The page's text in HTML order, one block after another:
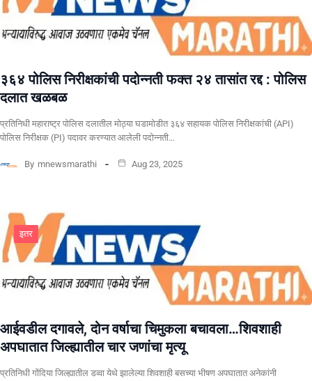
३६४ पोलिस निरीक्षकांची पदोन्नती फक्त २४ तासांत रद्द : पोलिस
दलात खळबळ
प्रतिनिधी महाराष्ट्र पोलिस दलातील मोठ्या घडामोडीत ३६४ सहायक पोलिस निरीक्षकांची (API)
पोलिस निरीक्षक (PI) पदावर करण्यात आलेली पदोन्नती…
By mnewsmarathi Aug 23, 2025
इतर
आईवडील दगावले, दोन वर्षाचा चिमुकला बचावला…शिवशाही
अपघातात जिल्ह्यातील चार जणांचा मृत्यू
प्रतिनिधी गोंदिया जिल्ह्यातील डव्वा येथे झालेल्या शिवशाही बसच्या भीषण अपघातात अनेकांनी